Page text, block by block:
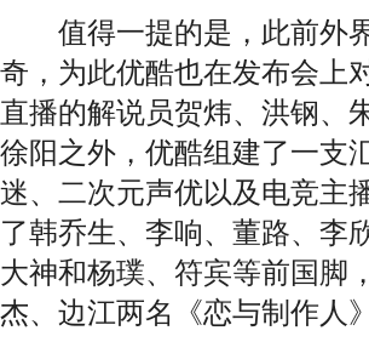
值得一提的是，此前外界
奇，为此优酷也在发布会上
直播的解说员贺炜、洪钢、
徐阳之外，优酷组建了一支
迷、二次元声优以及电竞主
了韩乔生、李响、董路、李
大神和杨璞、符宾等前国脚
杰、边江两名《恋与制作人